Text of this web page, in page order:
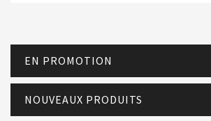
EN PROMOTION
NOUVEAUX PRODUITS